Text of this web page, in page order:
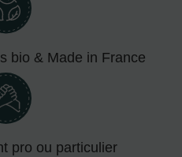
bio & Made in France
pro ou particulier